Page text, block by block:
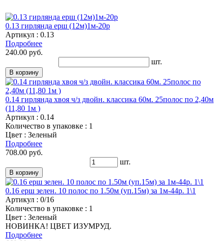
0.13 гирлянда ерш (12м)1м-20р
Артикул : 0.13
Подробнее
240.00 руб.
шт.
0.14 гирлянда хвоя ч/з двойн. классика 60м. 25полос по 2,40м
(11,80 1м )
Артикул : 0.14
Количество в упаковке : 1
Цвет : Зеленый
Подробнее
708.00 руб.
шт.
0.16 ерш зелен. 10 полос по 1.50м (уп.15м) за 1м-44р. 1\1
Артикул : 0/16
Количество в упаковке : 1
Цвет : Зеленый
НОВИНКА! ЦВЕТ ИЗУМРУД.
Подробнее